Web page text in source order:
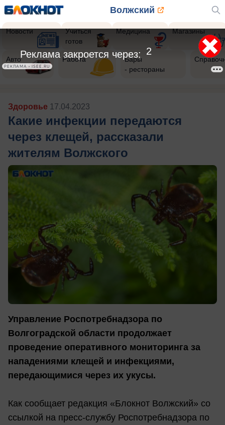
Волжский
Новости
Учиться
готов
Медицина Магазины
Авто Работа
Бары
- рестораны
Здоровье 17.04.2023
Какие инфекции передаются
через клещей, рассказали
жителям Волжского
Управление Роспотребнадзора по
Волгоградской области продолжает
проведение оперативного мониторинга за
нападениями клещей и инфекциями,
передающимися через их укусы.
Как сообщает редакция «Блокнот Волжский» со
ссылкой на пресс-службу Роспотребнадзора по